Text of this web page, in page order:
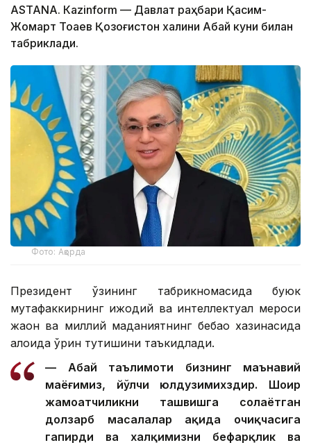
ASTANА. Кazinform — Давлат раҳбари Қасим-
Жомарт Тоқаев Қозоғистон халқини Абай куни билан
табриклади.
Фото: Ақорда
Президент ўзининг табрикномасида буюк
мутафаккирнинг ижодий ва интеллектуал мероси
жаҳон ва миллий маданиятнинг бебаҳо хазинасида
алоҳида ўрин тутишини таъкидлади.
— Абай таълимоти бизнинг маънавий
маёғимиз, йўлчи юлдузимихздир. Шоир
жамоатчиликни ташвишга солаётган
долзарб масалалар ҳақида очиқчасига
гапирди ва халқимизни бефарқлик ва